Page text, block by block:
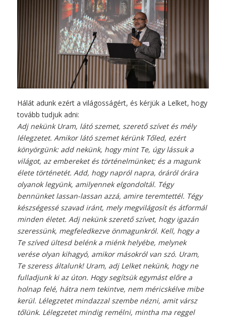
Hálát adunk ezért a világosságért, és kérjük a Lelket, hogy
tovább tudjuk adni:
Adj nekünk Uram, látó szemet, szerető szívet és mély
lélegzetet. Amikor látó szemet kérünk Tőled, ezért
könyörgünk: add nekünk, hogy mint Te, úgy lássuk a
világot, az embereket és történelmünket; és a magunk
élete történetét. Add, hogy napról napra, óráról órára
olyanok legyünk, amilyennek elgondoltál. Tégy
bennünket lassan-lassan azzá, amire teremtettél. Tégy
készségessé szavad iránt, mely megvilágosít és átformál
minden életet. Adj nekünk szerető szívet, hogy igazán
szeressünk, megfeledkezve önmagunkról. Kell, hogy a
Te szíved ültesd belénk a miénk helyébe, melynek
verése olyan kihagyó, amikor másokról van szó. Uram,
Te szeress általunk! Uram, adj Lelket nekünk, hogy ne
fulladjunk ki az úton. Hogy segítsük egymást előre a
holnap felé, hátra nem tekintve, nem méricskélve mibe
kerül. Lélegzetet mindazzal szembe nézni, amit vársz
tőlünk. Lélegzetet mindig remélni, mintha ma reggel